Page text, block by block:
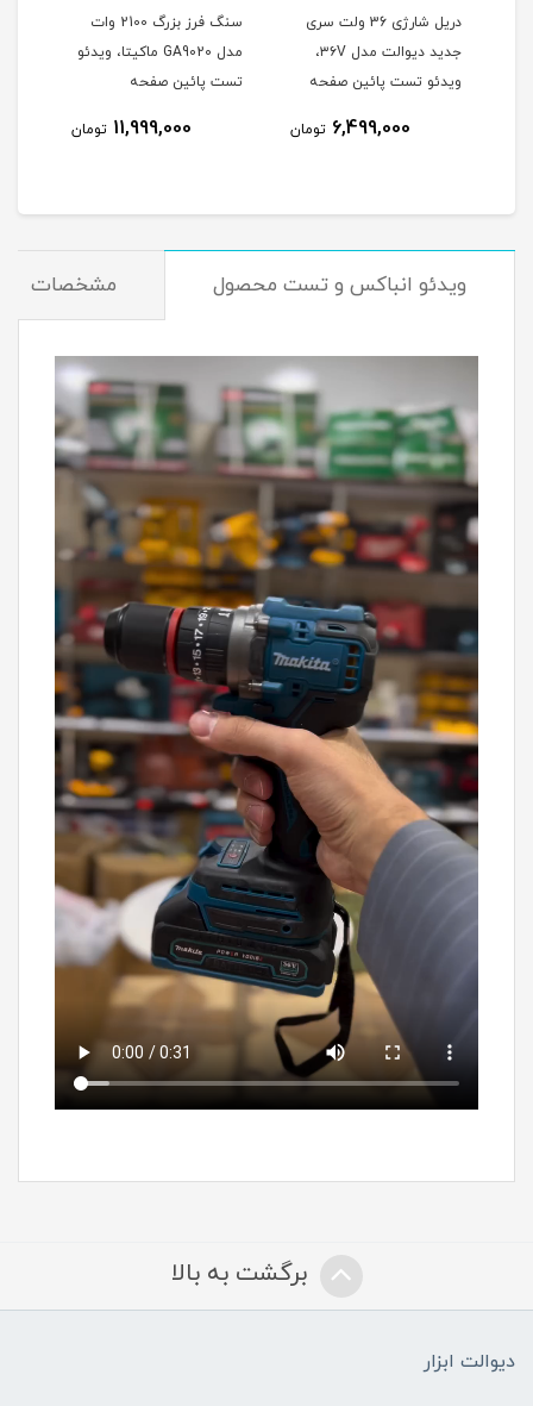
دریل شارژی 36 ولت سری
جدید دیوالت مدل ۳۶V،
ویدئو تست پائین صفحه
6,499,000 تومان
سنگ فرز بزرگ 2100 وات
مدل GA9020 ماکیتا، ویدئو
تست پائین صفحه
11,999,000 تومان
ویدئو انباکس و تست محصول مشخصات
برگشت به بالا
دیوالت ابزار